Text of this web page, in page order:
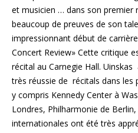
et musicien … dans son
beaucoup de preuves de son
impressionnant début de
Concert Review» Cette critique
récital au Carnegie Hall.
très réussie de récitals dans les
y compris Kennedy Center à
Londres, Philharmonie de
internationales ont été très